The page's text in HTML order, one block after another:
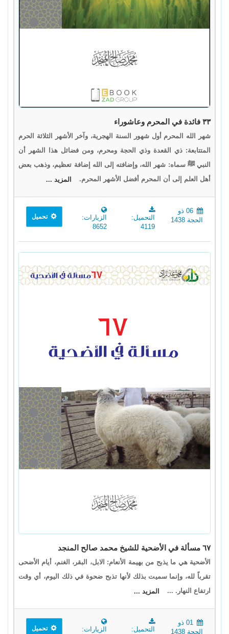
٣٣ فائدة في المحرم وعاشوراء
شهر الله المحرم أول شهور السنة الهجرية، وآخر الأشهر الثلاثة الحرم
المتتابعة: ذي القعدة وذي الحجة ومحرم، ومن فضائل هذا الشهر أن
النبي ﷺ سماه: شهر الله، وإضافته إلى الله إضافة تعظيم، وذهب بعض
أهل العلم إلى أن المحرم أفضل الأشهر المحرم.
المزيد ...
06 ذو
الحجة 1438
التحميل:
4119
الزيارات:
8652
تحميل
٦٧ مسألة في الأضحية للشيخ محمد صالح المنجد
الأضحية هي ما يذبح من بهيمة الأنعام: الابل، البقر، الغنم، أيام الأضحى
تقرباً لله، وإنما سميت بذلك لأنها تذبح ضحوة في ذلك اليوم، أي وقت
ارتفاع النهار. ...
المزيد ...
01 ذو
الحجة 1438
التحميل: الزيارات: تحميل